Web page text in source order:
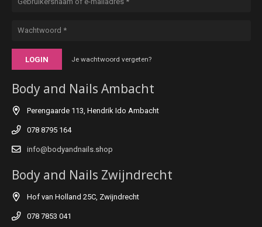
LOGIN Je wachtwoord vergeten?
Body and Nails Ambacht
Perengaarde 113, Hendrik Ido Ambacht
078 8795 164
info@bodyandnails.shop
Body and Nails Zwijndrecht
Hof van Holland 25C, Zwijndrecht
078 7853 041